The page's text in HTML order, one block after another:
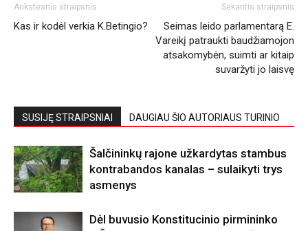
Ankstesnis straipsnis
Kas ir kodėl verkia K.Betingio?
Sekantis straipsnis
Seimas leido parlamentarą E.
Vareikį patraukti baudžiamojon
atsakomybėn, suimti ar kitaip
suvaržyti jo laisvę
SUSIJĘ STRAIPSNIAI DAUGIAU ŠIO AUTORIAUS TURINIO
Šalčininkų rajone užkardytas stambus
kontrabandos kanalas – sulaikyti trys
asmenys
Dėl buvusio Konstitucinio pirmininko